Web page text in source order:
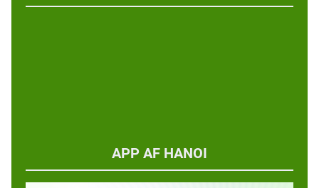
APP AF HANOI